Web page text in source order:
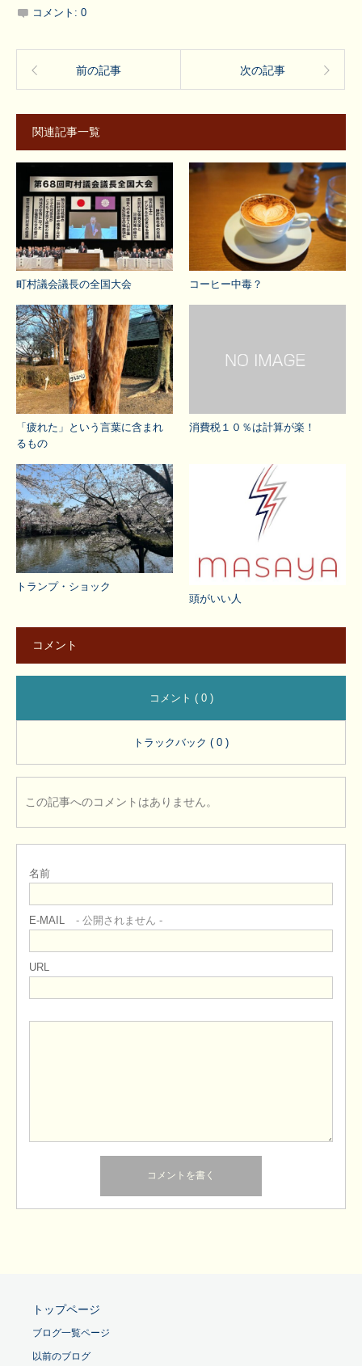
コメント: 0
前の記事 次の記事
関連記事一覧
町村議会議長の全国大会 コーヒー中毒？
「疲れた」という言葉に含まれ
るもの
消費税１０％は計算が楽！
トランプ・ショック
頭がいい人
コメント
コメント ( 0 )
トラックバック ( 0 )
この記事へのコメントはありません。
名前
E-MAIL - 公開されません -
URL
トップページ
ブログ一覧ページ
以前のブログ